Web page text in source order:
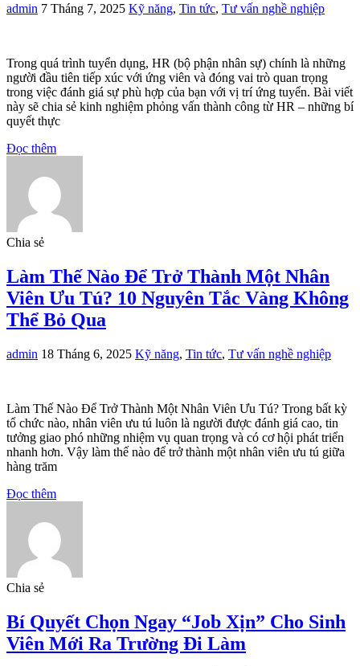
admin 7 Tháng 7, 2025 Kỹ năng, Tin tức, Tư vấn nghề nghiệp
Trong quá trình tuyển dụng, HR (bộ phận nhân sự) chính là những
người đầu tiên tiếp xúc với ứng viên và đóng vai trò quan trọng
trong việc đánh giá sự phù hợp của bạn với vị trí ứng tuyển. Bài viết
này sẽ chia sẻ kinh nghiệm phỏng vấn thành công từ HR – những bí
quyết thực
Đọc thêm
Chia sẻ
Làm Thế Nào Để Trở Thành Một Nhân
Viên Ưu Tú? 10 Nguyên Tắc Vàng Không
Thể Bỏ Qua
admin 18 Tháng 6, 2025 Kỹ năng, Tin tức, Tư vấn nghề nghiệp
Làm Thế Nào Để Trở Thành Một Nhân Viên Ưu Tú? Trong bất kỳ
tổ chức nào, nhân viên ưu tú luôn là người được đánh giá cao, tin
tưởng giao phó những nhiệm vụ quan trọng và có cơ hội phát triển
nhanh hơn. Vậy làm thế nào để trở thành một nhân viên ưu tú giữa
hàng trăm
Đọc thêm
Chia sẻ
Bí Quyết Chọn Ngay “Job Xịn” Cho Sinh
Viên Mới Ra Trường Đi Làm